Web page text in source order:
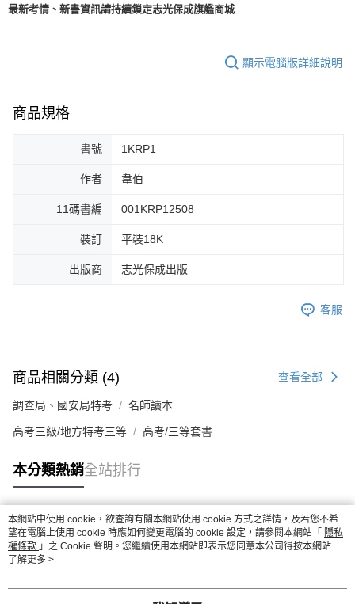
最新考情、新書資訊請持續鎖定志光保成旗艦商城
顯示電腦版詳細說明
商品規格
書號 1KRP1
作者 韋伯
11碼書編 001KRP12508
裝訂 平裝18K
出版商 志光保成出版
客服
商品相關分類 (4) 查看全部
調查局、國安局特考 名師讀本
高考三級/地方特考三等 高考/三等套書
本分類熱銷全站排行
熱門標籤
本網站中使用 cookie，欲查詢有關本網站使用 cookie 方式之詳情，及若您不希
望在電腦上使用 cookie 時應如何變更電腦的 cookie 設定，請參閱本網站「 隱私
權條款 」之 Cookie 聲明。您繼續使用本網站即表示您同意本公司得按本網站使
用條款之 Cookie 聲明使用 cookie。
了解更多 >